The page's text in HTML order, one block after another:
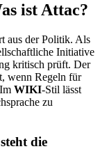
ist Attac?
aus der Politik. Als
Initiative
kritisch prüft. Der
wenn Regeln für
WIKI-Stil lässt
zu
die